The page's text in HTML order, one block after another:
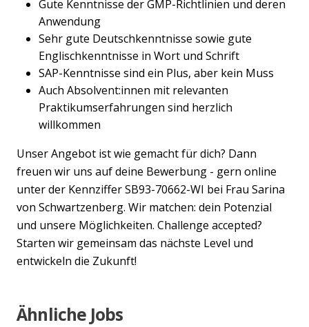
Gute Kenntnisse der GMP-Richtlinien und deren
Anwendung
Sehr gute Deutschkenntnisse sowie gute
Englischkenntnisse in Wort und Schrift
SAP-Kenntnisse sind ein Plus, aber kein Muss
Auch Absolvent:innen mit relevanten
Praktikumserfahrungen sind herzlich
willkommen
Unser Angebot ist wie gemacht für dich? Dann
freuen wir uns auf deine Bewerbung - gern online
unter der Kennziffer SB93-70662-WI bei Frau Sarina
von Schwartzenberg. Wir matchen: dein Potenzial
und unsere Möglichkeiten. Challenge accepted?
Starten wir gemeinsam das nächste Level und
entwickeln die Zukunft!
Ähnliche Jobs